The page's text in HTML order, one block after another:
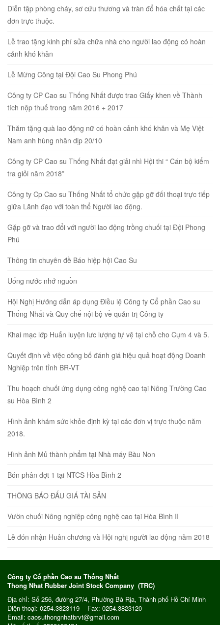
Diễn tập phòng cháy, sơ cứu thương và tràn đổ hóa chất tại các
đơn trực thuộc.
Lễ trao tặng kinh phí sửa chữa nhà cho người lao động có hoàn
cảnh khó khăn
Lễ Mừng Công tại Đội Cao Su Phong Phú
Công ty CP Cao su Thống Nhất được trao Giấy khen về Thành
tích nộp thuế trong năm 2016 + 2017
Thăm tặng quà lao động nữ có hoàn cảnh khó khăn và Mẹ Việt
Nam anh hùng nhân dịp 20/10
Công ty CP Cao su Thống Nhất đạt giải nhì Hội thi “ Cán bộ kiểm
tra giỏi năm 2018”
Công ty Cp Cao su Thống Nhất tổ chức gặp gỡ đối thoại trực tiếp
giữa Lãnh đạo với toàn thể Người lao động.
Gặp gỡ và trao đổi với người lao động trồng chuối tại Đội Phong
Phú
Thông tin chuyên đề Báo hiệp hội Cao Su
Uống nước nhớ nguồn
Hội Nghị Hướng dẫn áp dụng Điều lệ Công ty Cổ phần Cao su
Thống Nhất và Quy chế nội bộ về quản trị Công ty
Khai mạc lớp Huấn luyện lưc lượng tự vệ tại chỗ cho Cụm 4 và 5.
Quyết định về việc công bố đánh giá hiệu quả hoạt động Doanh
Nghiệp trên tỉnh BR-VT
Thu hoạch chuối ứng dụng công nghệ cao tại Nông Trường Cao
su Hòa Bình 2
Hình ảnh khám sức khỏe định kỳ tại các đơn vị trực thuộc năm
2018.
Hình ảnh Mủ thành phẩm tại Nhà máy Bàu Non
Bón phân đợt 1 tại NTCS Hòa Bình 2
THÔNG BÁO ĐẤU GIÁ TÀI SẢN
Vườn chuối Nông nghiệp công nghệ cao tại Hòa Bình II
Lễ đón nhận Huân chương và Hội nghị người lao động năm 2018
Công ty Cổ phần Cao su Thống Nhất
Thong Nhat Rubber Joint Stock Company (TRC)
Địa chỉ: Số 256, đường 27/4, Phường Bà Rịa, Thành phố Hồ Chí Minh
Điện thoại: 0254.3823119 - Fax: 0254.3823120
Email: caosuthongnhatbrvt@gmail.com